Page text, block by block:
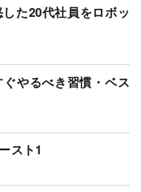
た20代社員をロボッ
ぐやるべき習慣・ベス
スト1